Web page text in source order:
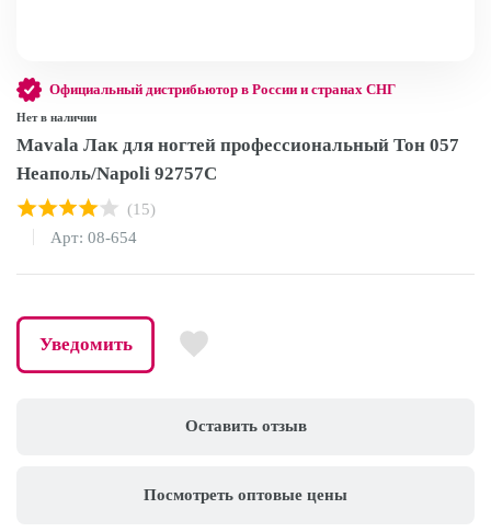
Оставить отзыв
Посмотреть оптовые цены
Официальный дистрибьютор в России и странах СНГ
Нет в наличии
Mavala Лак для ногтей профессиональный Тон 057
Неаполь/Napoli 92757С
(15)
Арт: 08-654
Уведомить